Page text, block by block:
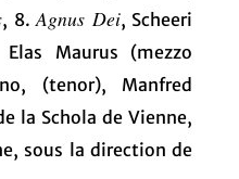
, 8.Agnus Dei, Scheeri
Elas Maurus (mezzo
(tenor), Manfred
la Schola de Vienne,
sous la direction de